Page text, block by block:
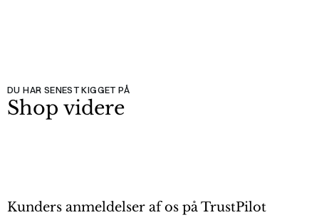
DU HAR SENEST KIGGET PÅ
Shop videre
Kunders anmeldelser af os på TrustPilot